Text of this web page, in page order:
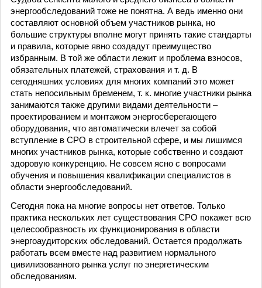
энергообследований тоже не понятна. А ведь именно они
составляют основной объем участников рынка, но
большие структуры вполне могут принять такие стандарты
и правила, которые явно создадут преимущество
избранным. В той же области лежит и проблема взносов,
обязательных платежей, страхования и т. д. В
сегодняшних условиях для многих компаний это может
стать непосильным бременем, т. к. многие участники рынка
занимаются также другими видами деятельности –
проектированием и монтажом энергосберегающего
оборудования, что автоматически влечет за собой
вступление в СРО в строительной сфере, и мы лишимся
многих участников рынка, которые собственно и создают
здоровую конкуренцию. Не совсем ясно с вопросами
обучения и повышения квалификации специалистов в
области энергообследований.
Сегодня пока на многие вопросы нет ответов. Только
практика нескольких лет существования СРО покажет всю
целесообразность их функционирования в области
энергоаудиторских обследований. Остается продолжать
работать всем вместе над развитием нормального
цивилизованного рынка услуг по энергетическим
обследованиям.